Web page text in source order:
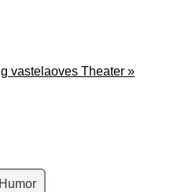
vastelaoves Theater »
Humor